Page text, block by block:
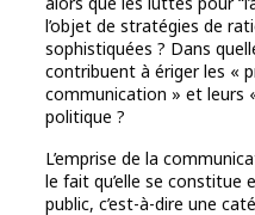
l’objet de stratégies de
sophistiquées ? Dans
contribuent à ériger les «
communication » et leurs
politique ?
L’emprise de la
le fait qu’elle se constitue
public, c’est-à-dire une